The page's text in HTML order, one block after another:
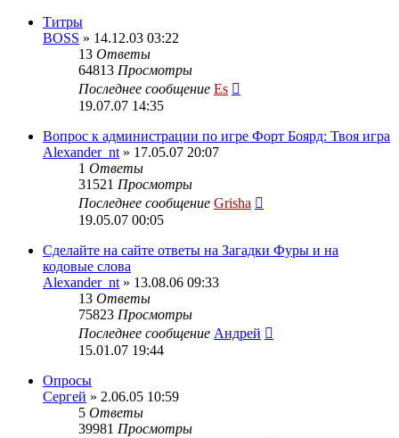
Титры
BOSS » 14.12.03 03:22
13 Ответы
64813 Просмотры
Последнее сообщение Es
19.07.07 14:35
Вопрос к администрации по игре Форт Боярд: Твоя игра
Alexander_nt » 17.05.07 20:07
1 Ответы
31521 Просмотры
Последнее сообщение Grisha
19.05.07 00:05
Сделайте на сайте ответы на Загадки Фуры и на
кодовые слова
Alexander_nt » 13.08.06 09:33
13 Ответы
75823 Просмотры
Последнее сообщение Андрей
15.01.07 19:44
Опросы
Сергей » 2.06.05 10:59
5 Ответы
39981 Просмотры